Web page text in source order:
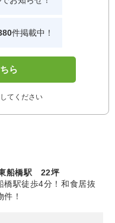
件掲載中！
ら
してください
船橋駅 22坪
橋駅徒歩4分！和食居抜
件！